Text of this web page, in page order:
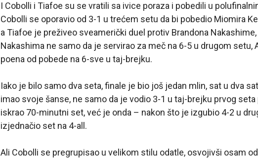
I Cobolli i Tiafoe su se vratili sa ivice poraza i pobedili u
Cobolli se oporavio od 3-1 u trećem setu da bi pobedio Miomira
a Tiafoe je preživeo sveamerički duel protiv Brandona
Nakashima ne samo da je servirao za meč na 6-5 u drugom setu,
poena od pobede na 6-sve u taj-brejku.
Iako je bilo samo dva seta, finale je bio još jedan mlin, sat u dva
imao svoje šanse, ne samo da je vodio 3-1 u taj-brejku prvog
iskrao 70-minutni set, već je onda – nakon što je izgubio 4-2 u
izjednačio set na 4-all.
Ali Cobolli se pregrupisao u velikom stilu odatle, osvojivši osam